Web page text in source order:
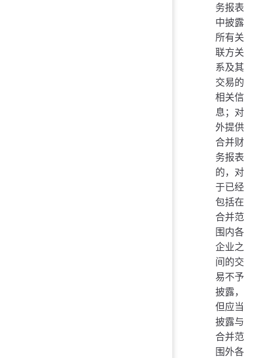
务报表
中披露
所有关
联方关
系及其
交易的
相关信
息；对
外提供
合并财
务报表
的，对
于已经
包括在
合并范
围内各
企业之
间的交
易不予
披露，
但应当
披露与
合并范
围外各